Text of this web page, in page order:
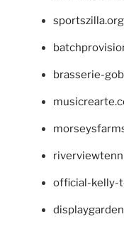
sportszilla.org
brasserie-
official-kelly-